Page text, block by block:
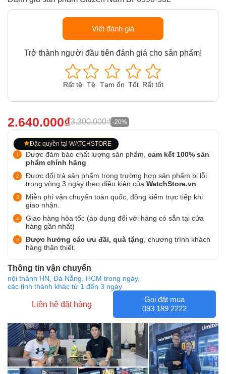
Viết đánh giá
Trở thành người đầu tiên đánh giá cho sản phẩm!
Rất tệ Tệ Tạm ổn Tốt Rất tốt
2.640.000₫3.300.000₫ -20%
Đặc quyền tại WATCHSTORE
Được đảm bảo chất lượng sản phẩm, cam kết 100% sản
phẩm chính hãng
Được đổi trả sản phẩm trong trường hợp sản phẩm bị lỗi
trong vòng 3 ngày theo điều kiện của WatchStore.vn
Miễn phí vận chuyển toàn quốc, đồng kiểm trực tiếp khi
giao nhận.
Giao hàng hỏa tốc (áp dụng đối với hàng có sẵn tại cửa
hàng gần nhất)
Được hưởng các ưu đãi, quà tặng , chương trình khách
hàng thân thiết.
Thông tin vận chuyển
nội thành HN, Đà Nẵng, HCM trong ngày,
các tỉnh thành khác từ 1 đến 3 ngày
Liên hệ đặt hàng
Gọi đặt mua
093 189 2222